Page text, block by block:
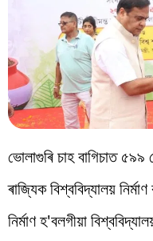
ভোলাগুৰি চাহ বাগিচাত
ৰাজ্যিক বিশ্ববিদ্যালয়
নিৰ্মাণ হ'বলগীয়া